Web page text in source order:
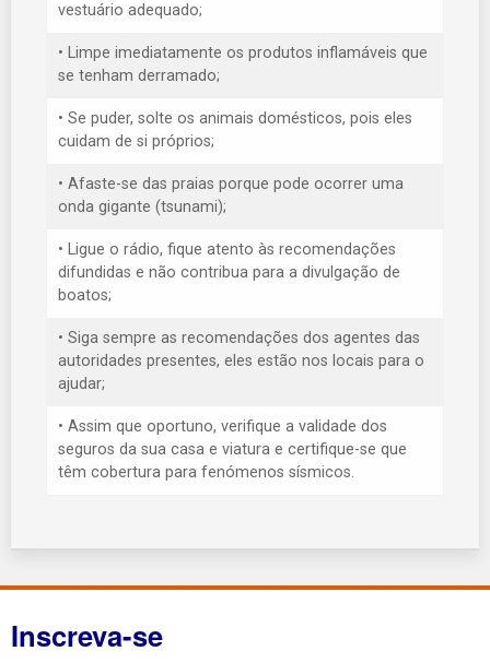
vestuário adequado;
• Limpe imediatamente os produtos inflamáveis que
se tenham derramado;
• Se puder, solte os animais domésticos, pois eles
cuidam de si próprios;
• Afaste-se das praias porque pode ocorrer uma
onda gigante (tsunami);
• Ligue o rádio, fique atento às recomendações
difundidas e não contribua para a divulgação de
boatos;
• Siga sempre as recomendações dos agentes das
autoridades presentes, eles estão nos locais para o
ajudar;
• Assim que oportuno, verifique a validade dos
seguros da sua casa e viatura e certifique-se que
têm cobertura para fenómenos sísmicos.
Inscreva-se